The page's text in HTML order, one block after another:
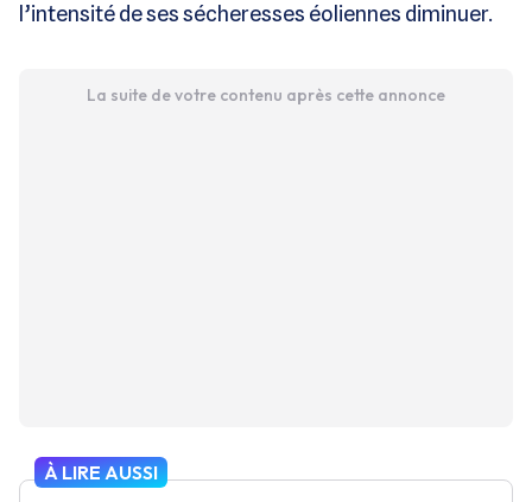
l’intensité de ses sécheresses éoliennes diminuer.
La suite de votre contenu après cette annonce
À LIRE AUSSI